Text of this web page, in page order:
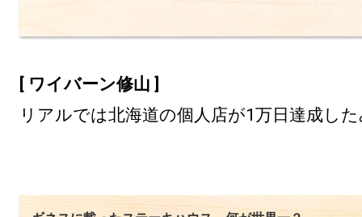
[ ワイバーン修山 ]
リアルでは北海道の個人店が1万日達成し